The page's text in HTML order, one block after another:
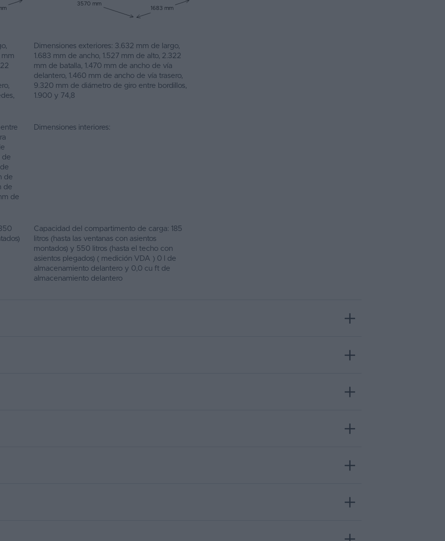
3570 mm
1683 mm
mm
Dimensiones exteriores: 3.632 mm de largo,
1.683 mm de ancho, 1.527 mm de alto, 2.322
mm de batalla, 1.470 mm de ancho de vía
delantero, 1.460 mm de ancho de vía trasero,
9.320 mm de diámetro de giro entre bordillos,
1.900 y 74,8
de
de
de
de
Dimensiones interiores:
Capacidad del compartimento de carga: 185
litros (hasta las ventanas con asientos
montados) y 550 litros (hasta el techo con
asientos plegados) ( medición VDA ) 0 l de
almacenamiento delantero y 0,0 cu ft de
almacenamiento delantero